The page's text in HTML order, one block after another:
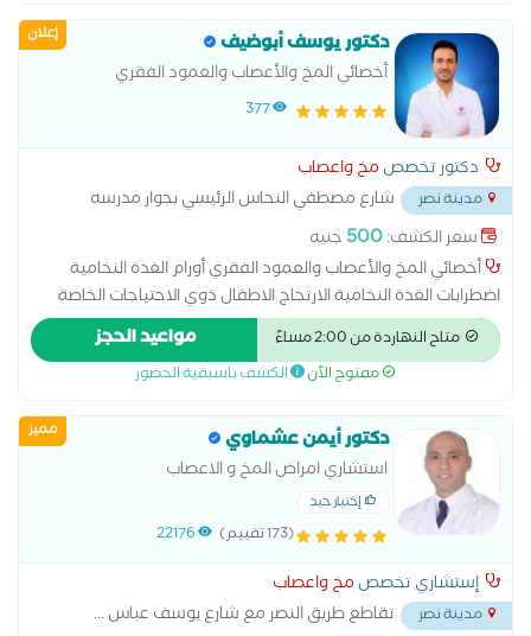
إعلان دكتور يوسف أبوضيف
أخصائي المخ والأعصاب والعمود الفقري
377
دكتور تخصص مخ واعصاب
مدينة نصر
شارع مصطفي النحاس الرئيسي بجوار مدرسه
المنهل...
سعر الكشف:500 جنيه
أخصائي المخ والأعصاب والعمود الفقري أورام الغدة النخامية
اضطرابات الغدة النخامية الارتجاج الاطفال ذوي الاحتياجات الخاصة
الانزلاق الغضروفى القطني الانزلاق الغضروفي العنقي التشنجات
ونوبات الصرع للاطفال التصلب المتعدد الجلطات الدماغية الشلل
بأنواعه الصداع والام العصب الخامس الصرع النزيف الدماغي حالات
الاطفال المصابين بالشلل الدماغي علاج التشنجات العصبية عند
الأطفال علاج حالات الحركات اللارادية علاج حالات الشلل الدماغي
علاج حالات تأخر المشي علاج حالات ضمور العضلات و التهابات
الاعصاب لدى الاطفال علاج حالات فرط الحركة علاج لين العظام عند
الأطفال
متاح النهاردة من 2:00 مساءً مواعيد الحجز
مفتوح الآن الكشف باسبقية الحضور
مميز دكتور أيمن عشماوي
استشاري امراض المخ و الاعصاب
إختيار جيد
(173 تقييم) 22176
إستشاري تخصص مخ واعصاب
مدينة نصر تقاطع طريق النصر مع شارع يوسف عباس...